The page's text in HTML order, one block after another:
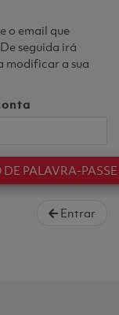
o email que
seguida irá
modificar a sua
PALAVRA-PASSE
Entrar